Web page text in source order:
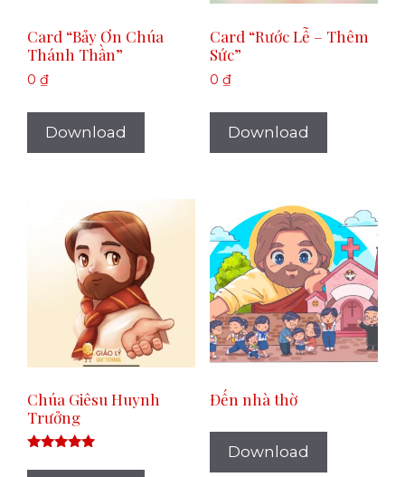
Card “Bảy Ơn Chúa
Thánh Thần”
0 ₫
Download
Card “Rước Lễ – Thêm
Sức”
0 ₫
Download
Chúa Giêsu Huynh
Trưởng
5.00
Đến nhà thờ
Download